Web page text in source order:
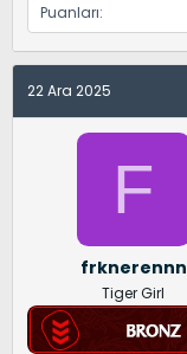
Puanları
22 Ara 2025
F
frknerennn
Tiger Girl